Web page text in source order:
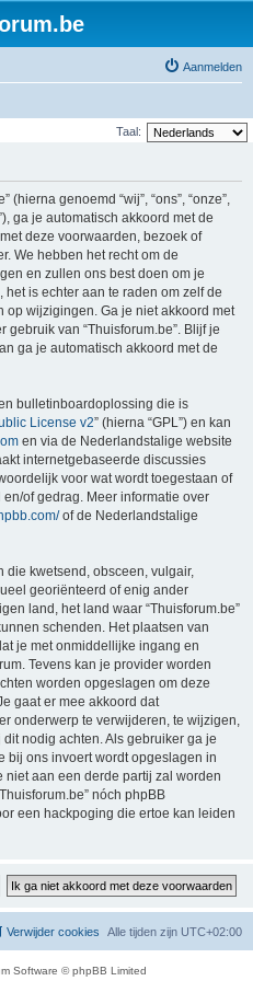
Aanmelden
Taal:
(hierna genoemd “wij”, “ons”, “onze”,
ga je automatisch akkoord met de
deze voorwaarden, bezoek of
We hebben het recht om de
en zullen ons best doen om je
is echter aan te raden om zelf de
wijzigingen. Ga je niet akkoord met
van “Thuisforum.be”. Blijf je
ga je automatisch akkoord met de
bulletinboardoplossing die is
License v2” (hierna “GPL”) en kan
en via de Nederlandstalige website
internetgebaseerde discussies
voor wat wordt toegestaan of
of gedrag. Meer informatie over
of de Nederlandstalige
die kwetsend, obsceen, vulgair,
georiënteerd of enig ander
land, het land waar “Thuisforum.be”
schenden. Het plaatsen van
je met onmiddellijke ingang en
Tevens kan je provider worden
worden opgeslagen om deze
gaat er mee akkoord dat
onderwerp te verwijderen, te wijzigen,
nodig achten. Als gebruiker ga je
bij ons invoert wordt opgeslagen in
aan een derde partij zal worden
nóch phpBB
een hackpoging die ertoe kan leiden
Alle tijden zijn UTC+02:00
Verwijder cookies
Software © phpBB Limited